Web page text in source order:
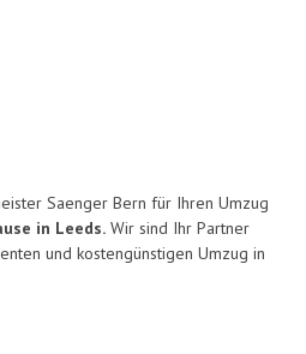
Saenger Bern für Ihren Umzug
in Leeds. Wir sind Ihr Partner
und kostengünstigen Umzug in